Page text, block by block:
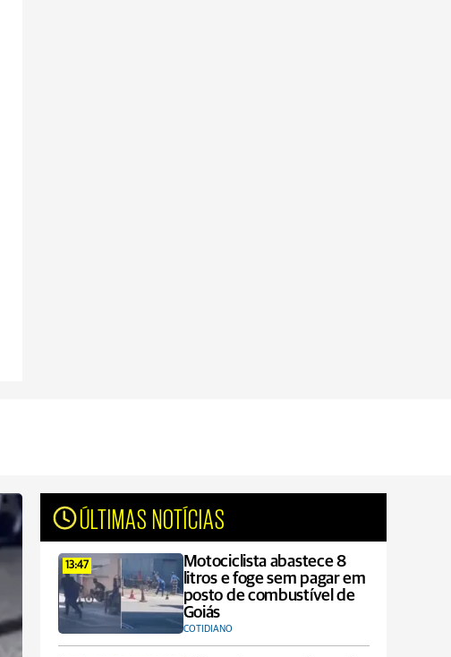
ÚLTIMAS NOTÍCIAS
13:47
Motociclista abastece 8
litros e foge sem pagar em
posto de combustível de
Goiás
COTIDIANO